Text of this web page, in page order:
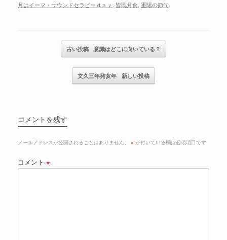
月はイーマ・サウンドセラピーｄａｙ , 皆既月食, 重陽の節句.
記事のナビゲーション
古い投稿 意識はどこに向いている？
文久三年発亥年 新しい投稿
コメントを残す
メールアドレスが公開されることはありません。 ※ が付いている欄は必須項目です
コメント ※